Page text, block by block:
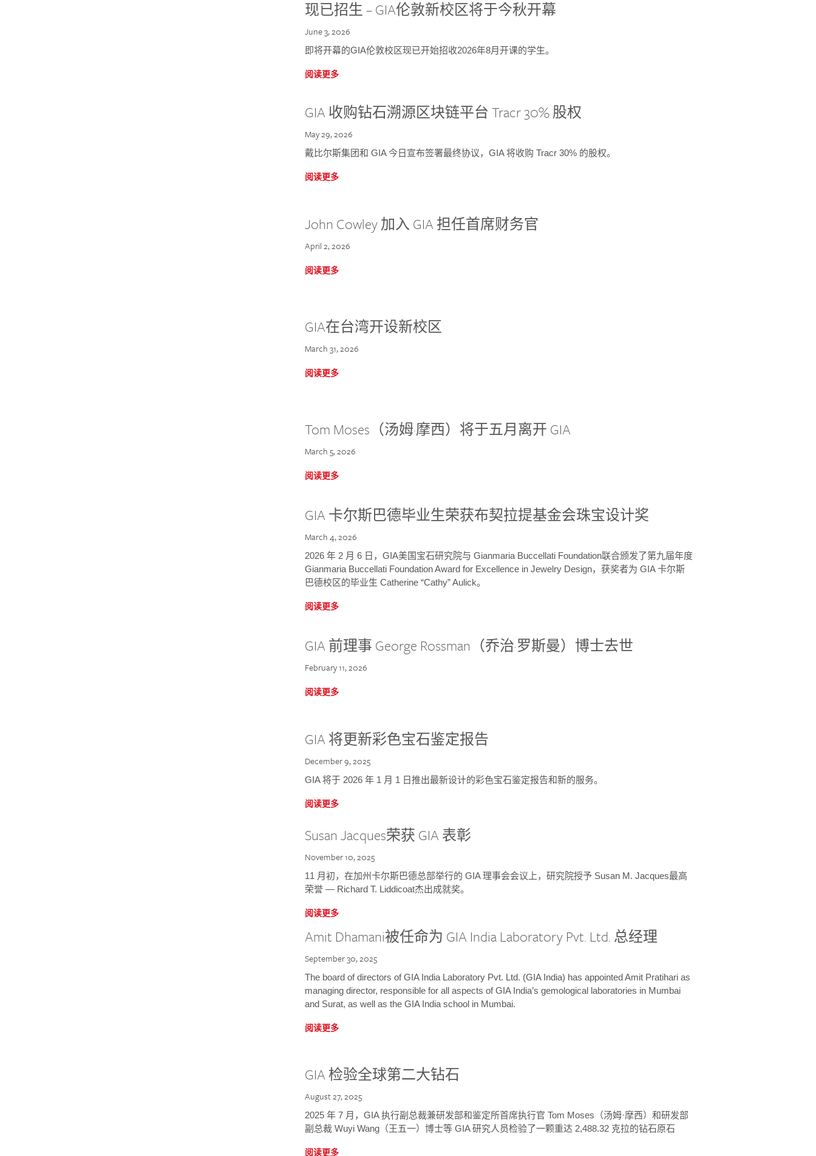
现已招生 – GIA伦敦新校区将于今秋开幕
June 3, 2026
即将开幕的GIA伦敦校区现已开始招收2026年8月开课的学生。
阅读更多
GIA 收购钻石溯源区块链平台 Tracr 30% 股权
May 29, 2026
戴比尔斯集团和 GIA 今日宣布签署最终协议，GIA 将收购 Tracr 30% 的股权。
阅读更多
John Cowley 加入 GIA 担任首席财务官
April 2, 2026
阅读更多
GIA在台湾开设新校区
March 31, 2026
阅读更多
Tom Moses（汤姆·摩西）将于五月离开 GIA
March 5, 2026
阅读更多
GIA 卡尔斯巴德毕业生荣获布契拉提基金会珠宝设计奖
March 4, 2026
2026 年 2 月 6 日，GIA美国宝石研究院与 Gianmaria Buccellati Foundation联合颁发了第九届年度
Gianmaria Buccellati Foundation Award for Excellence in Jewelry Design，获奖者为 GIA 卡尔斯
巴德校区的毕业生 Catherine “Cathy” Aulick。
阅读更多
GIA 前理事 George Rossman（乔治·罗斯曼）博士去世
February 11, 2026
阅读更多
GIA 将更新彩色宝石鉴定报告
December 9, 2025
GIA 将于 2026 年 1 月 1 日推出最新设计的彩色宝石鉴定报告和新的服务。
阅读更多
Susan Jacques荣获 GIA 表彰
November 10, 2025
11 月初，在加州卡尔斯巴德总部举行的 GIA 理事会会议上，研究院授予 Susan M. Jacques最高
荣誉 — Richard T. Liddicoat杰出成就奖。
阅读更多
Amit Dhamani被任命为 GIA India Laboratory Pvt. Ltd. 总经理
September 30, 2025
The board of directors of GIA India Laboratory Pvt. Ltd. (GIA India) has appointed Amit Pratihari as
managing director, responsible for all aspects of GIA India’s gemological laboratories in Mumbai
and Surat, as well as the GIA India school in Mumbai.
阅读更多
GIA 检验全球第二大钻石
August 27, 2025
2025 年 7 月，GIA 执行副总裁兼研发部和鉴定所首席执行官 Tom Moses（汤姆·摩西）和研发部
副总裁 Wuyi Wang（王五一）博士等 GIA 研究人员检验了一颗重达 2,488.32 克拉的钻石原石
阅读更多